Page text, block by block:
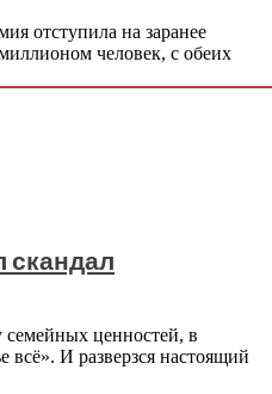
отступила на заранее
человек, с обеих
скандал
семейных ценностей, в
И разверзся настоящий